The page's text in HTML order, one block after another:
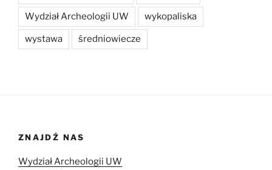
Wydział Archeologii UW wykopaliska
wystawa średniowiecze
ZNAJDŹ NAS
Wydział Archeologii UW